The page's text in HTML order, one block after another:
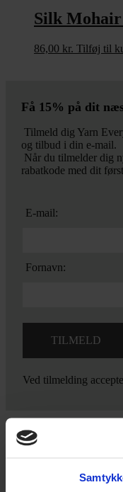
Silk Mohair
86,00 kr. Tilføj til
Få 15% på dit
Tilmeld dig Yarn
og tilbud i din e-mail.
Når du tilmelder dig
rabatkode med dit
E-mail:
Fornavn:
Ved tilmelding
Yarn Every Wear